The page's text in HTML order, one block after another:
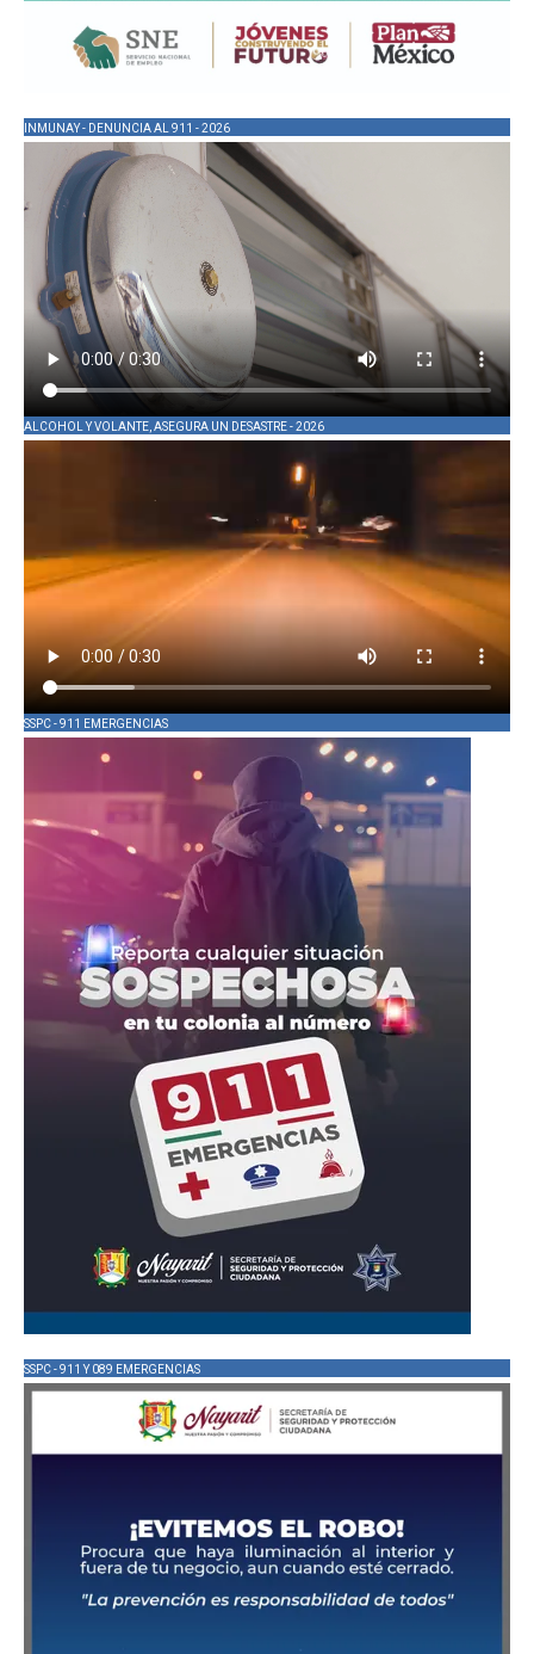
INMUNAY - DENUNCIA AL 911 - 2026
ALCOHOL Y VOLANTE, ASEGURA UN DESASTRE - 2026
SSPC - 911 EMERGENCIAS
SSPC - 911 Y 089 EMERGENCIAS